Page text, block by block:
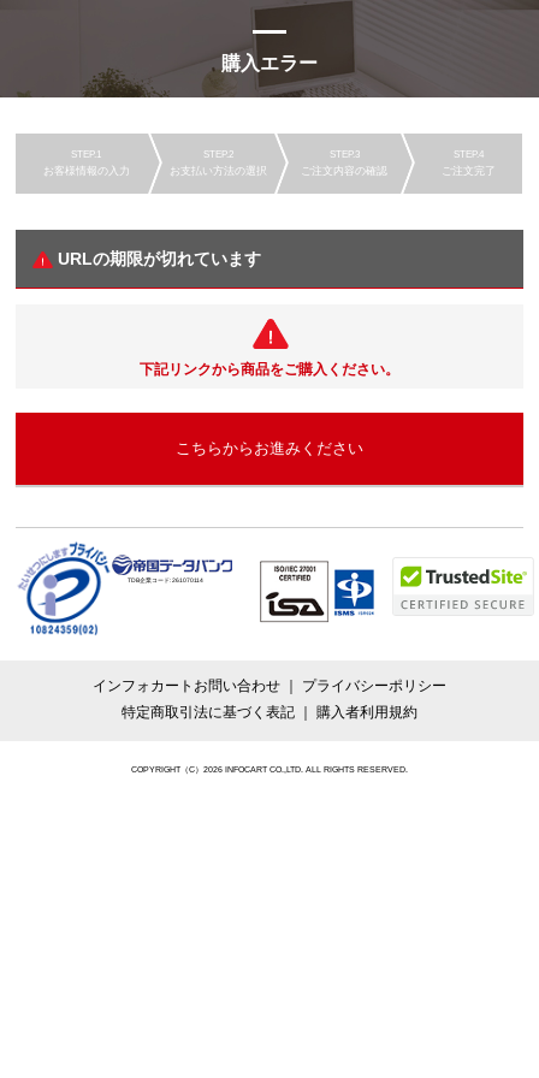
購入エラー
お客様情報の入力 お支払い方法の選択 ご注文内容の確認 ご注文完了
URLの期限が切れています
下記リンクから商品をご購入ください。
こちらからお進みください
TDB企業コード:261070114
インフォカートお問い合わせ
プライバシーポリシー
特定商取引法に基づく表記
購入者利用規約
COPYRIGHT（C）2026 INFOCART CO.,LTD. ALL RIGHTS RESERVED.